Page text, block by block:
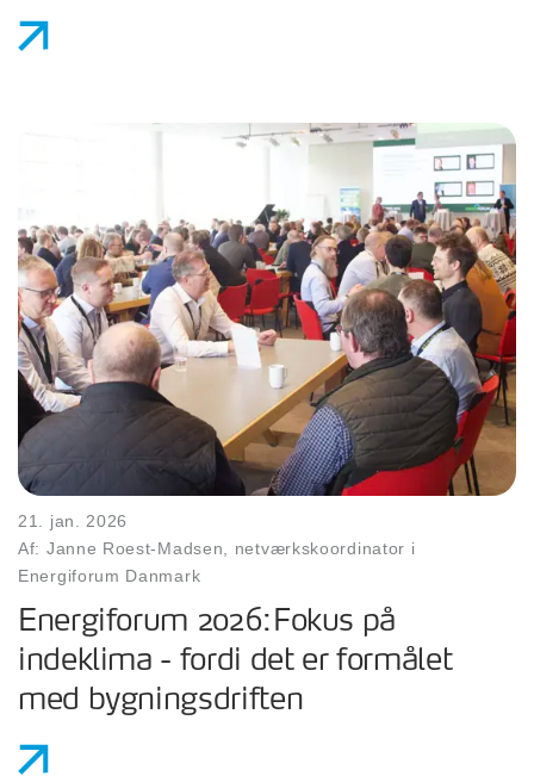
21. jan. 2026
Af: Janne Roest-Madsen, netværkskoordinator i
Energiforum Danmark
Energiforum 2026:Fokus på
indeklima - fordi det er formålet
med bygningsdriften